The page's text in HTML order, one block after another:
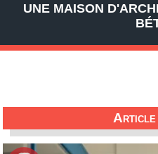
UNE MAISON
Article